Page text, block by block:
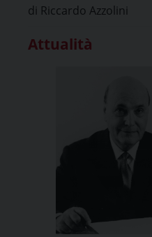
di Riccardo Azzolini
Attualità